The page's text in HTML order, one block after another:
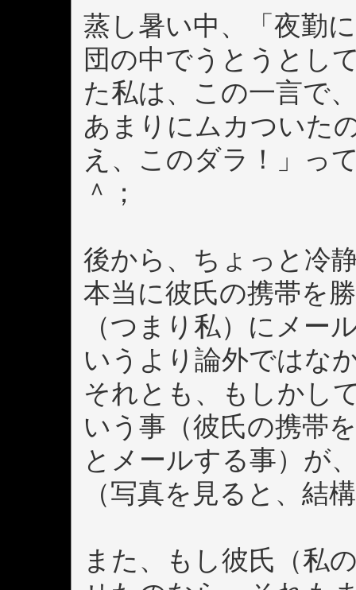
蒸し暑い中、「夜勤
団の中でうとうとし
た私は、この一言で
あまりにムカついた
え、このダラ！」っ
＾；
後から、ちょっと冷
本当に彼氏の携帯を
（つまり私）にメー
いうより論外ではな
それとも、もしかし
いう事（彼氏の携帯
とメールする事）が
（写真を見ると、結
また、もし彼氏（私